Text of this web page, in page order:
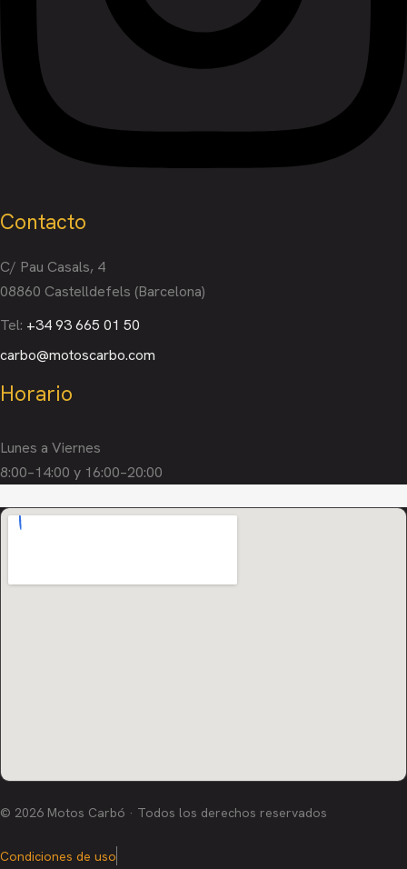
Contacto
C/ Pau Casals, 4
08860 Castelldefels (Barcelona)
Tel: +34 93 665 01 50
carbo@motoscarbo.com
Horario
Lunes a Viernes
8:00–14:00 y 16:00–20:00
© 2026 Motos Carbó · Todos los derechos reservados
Condiciones de uso